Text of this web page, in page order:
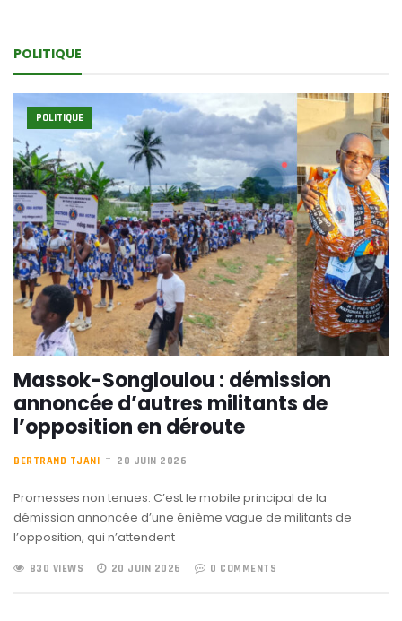
POLITIQUE
POLITIQUE
Massok-Songloulou : démission
annoncée d’autres militants de
l’opposition en déroute
BERTRAND TJANI 20 JUIN 2026
Promesses non tenues. C’est le mobile principal de la
démission annoncée d’une énième vague de militants de
l’opposition, qui n’attendent
830 VIEWS 20 JUIN 2026 0 COMMENTS